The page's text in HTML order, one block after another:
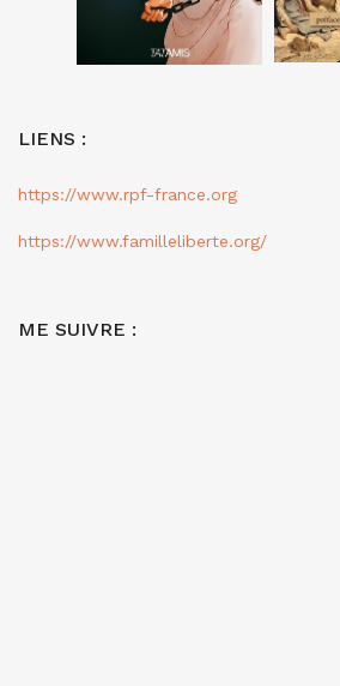
LIENS :
https://www.rpf-france.org
https://www.familleliberte.org/
ME SUIVRE :